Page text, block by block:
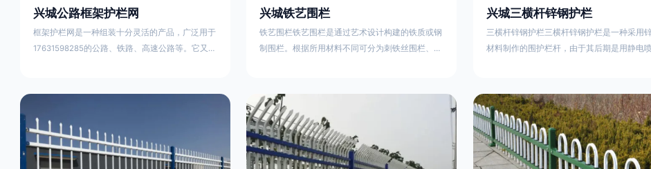
兴城公路框架护栏网
框架护栏网是一种组装十分灵活的产品，广泛用于
17631598285的公路、铁路、高速公路等。它又被
而成，具有防腐、抗锈、美观等特点 。框架护栏
理(换填夯实),顺坡和开挖基坑，立柱临时定位，安
装防护栏网片，浇筑立柱混泥土基础，护栏网整体
紧固及调整 。框架护栏网的规格包括以下内容：
兴城铁艺围栏
铁艺围栏铁艺围栏是通过艺术设计构建的铁质或钢
制围栏。根据所用材料不同可分为刺铁丝围栏、电
栏、水泥围栏等。铁艺围栏是通过艺术设计构建的
铁质或钢制围栏。根据所用材料不同可分为刺铁丝
围栏、电围栏、木桩围栏、生物围栏、铁丝网围
栏、沟围栏、土墙围栏、石块墙围栏、柳芭围栏、
PVC围栏、水泥围栏等。如果您需要使用铁艺围
兴城三横杆锌钢护栏
三横杆锌钢护栏三横杆锌钢护栏是一种采用
材料制作的围护栏杆，由于其后期是用静电
通等使用的主流产品。星工(XINGGONG)是
业生产锌钢护栏的公司，其三横杆锌钢护栏
下：1线条流畅，色彩鲜明，稳重大气；2坚
用，经济实惠；3样式结构设计多样化满足各
同场所的需求 。三横杆锌钢护栏的使用方法